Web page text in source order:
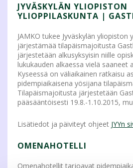
JYVÄSKYLÄN YLIOPISTON
YLIOPPILASKUNTA |
JAMKO tukee Jyväskylän yliopiston
järjestämää tilapäismajoitusta
järjestetään alkusyksyisin niille
lukukauden alkaessa vielä saaneet
Kyseessä on väliaikainen ratkaisu
pidempiaikaisena yösijana
Tilapäismajoitusta järjestetään
pääsääntöisesti 19.8.-1.10.2015,
Lisätiedot ja päiviteyt ohjeet JYYn
OMENAHOTELLI
Omenahotellit tarjoavat